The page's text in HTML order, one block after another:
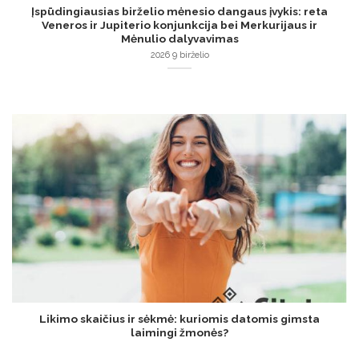
Įspūdingiausias birželio mėnesio dangaus įvykis: reta
Veneros ir Jupiterio konjunkcija bei Merkurijaus ir
Mėnulio dalyvavimas
2026 9 birželio
Likimo skaičius ir sėkmė: kuriomis datomis gimsta
laimingi žmonės?